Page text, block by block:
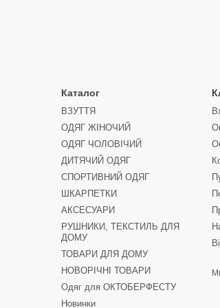
Каталог
ВЗУТТЯ
ОДЯГ ЖІНОЧИЙ
ОДЯГ ЧОЛОВІЧИЙ
ДИТЯЧИЙ ОДЯГ
СПОРТИВНИЙ ОДЯГ
ШКАРПЕТКИ
АКСЕСУАРИ
РУШНИКИ, ТЕКСТИЛЬ ДЛЯ
ДОМУ
ТОВАРИ ДЛЯ ДОМУ
НОВОРІЧНІ ТОВАРИ
Одяг для ОКТОБЕРФЕСТУ
Новинки